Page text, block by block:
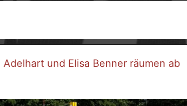
und Elisa Benner räumen ab